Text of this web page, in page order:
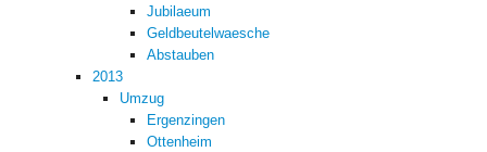
Jubilaeum
Geldbeutelwaesche
Abstauben
2013
Umzug
Ergenzingen
Ottenheim